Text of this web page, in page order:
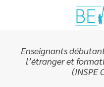
Enseignants
l’étranger et
(INSPE